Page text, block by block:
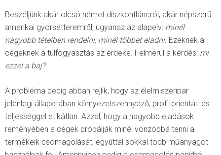
Beszéljünk akár olcsó német diszkontláncról, akár népszerű
amerikai gyorsétteremről, ugyanaz az alapelv: minél
nagyobb tételben rendelni, minél többet eladni. Ezeknek a
cégeknek a túlfogyasztás az érdeke. Felmerül a kérdés: mi
ezzel a baj?
A probléma pedig abban rejlik, hogy az élelmiszeripar
jelenlegi állapotában környezetszennyező, profitorientált és
teljességgel etikátlan. Azzal, hogy a nagyobb eladások
reményében a cégek próbálják minél vonzóbbá tenni a
termékeik csomagolását, egyúttal sokkal több műanyagot